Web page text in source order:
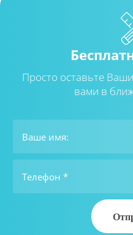
Просто оставьте
вами в